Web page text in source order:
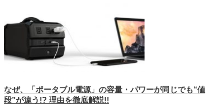
なぜ、「ポータブル電源」の容量・パワーが同じでも“値
段”が違う!? 理由を徹底解説!!